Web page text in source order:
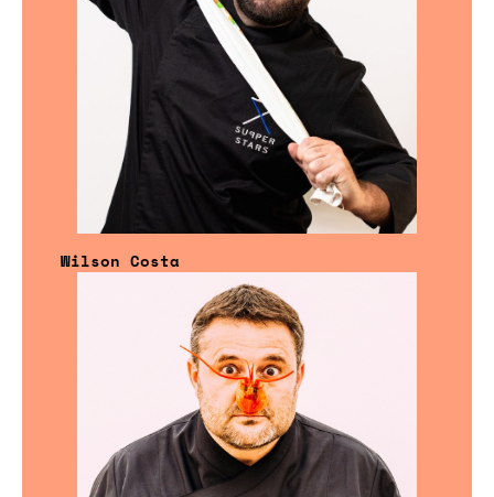
Wilson Costa